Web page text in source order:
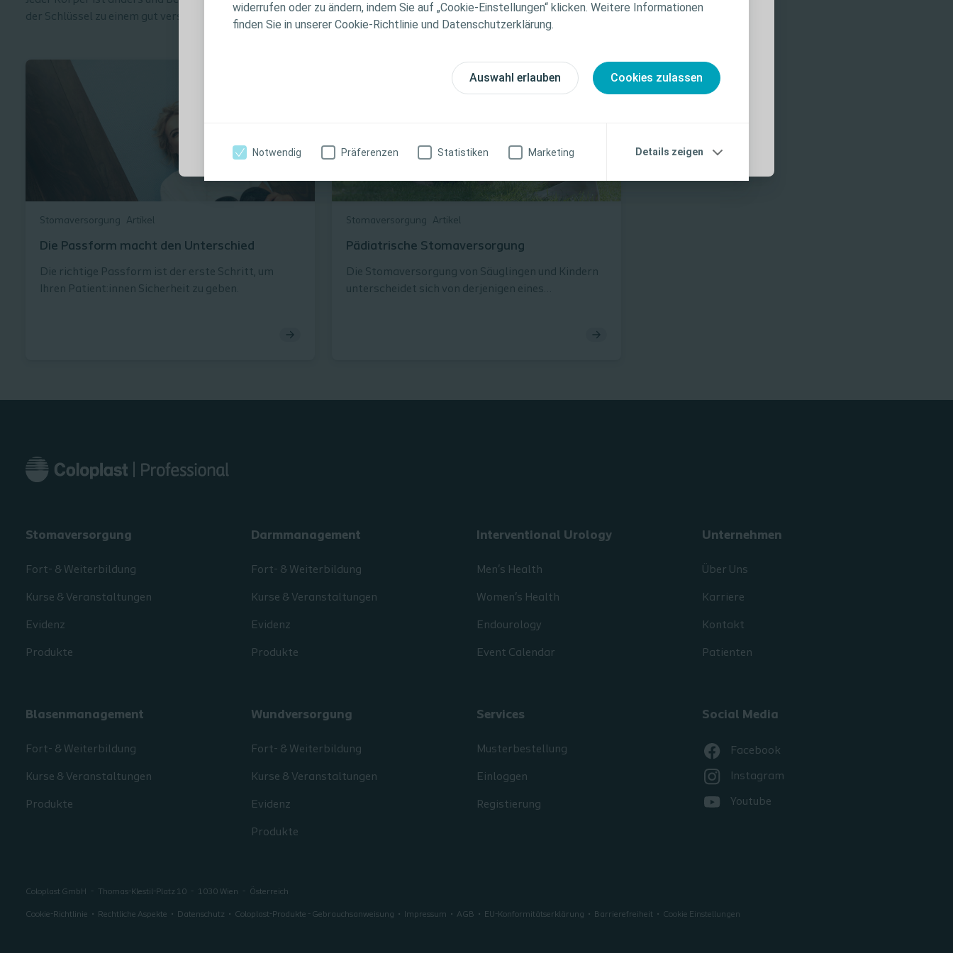
widerrufen oder zu ändern, indem Sie auf „Cookie-Einstellungen“ klicken. Weitere Informationen
finden Sie in unserer Cookie-Richtlinie und Datenschutzerklärung.
Auswahl erlauben Cookies zulassen
Notwendig Präferenzen Statistiken Marketing Details zeigen
Produktinformationen zu den vorgestellten Produkten, einschließlich
der Schlüssel zu einem gut versorgten Stoma.
Stomaversorgung Artikel
Die Passform macht den Unterschied
Die richtige Passform ist der erste Schritt, um
Ihren Patient:innen Sicherheit zu geben.
Stomaversorgung Artikel
Pädiatrische Stomaversorgung
Die Stomaversorgung von Säuglingen und Kindern
unterscheidet sich von derjenigen eines
Stomaversorgung
Fort- & Weiterbildung
Kurse & Veranstaltungen
Evidenz
Produkte
Darmmanagement
Fort- & Weiterbildung
Kurse & Veranstaltungen
Evidenz
Produkte
Interventional Urology
Men's Health
Women's Health
Endourology
Event Calendar
Unternehmen
Über Uns
Karriere
Kontakt
Patienten
Blasenmanagement
Fort- & Weiterbildung
Kurse & Veranstaltungen
Produkte
Wundversorgung
Fort- & Weiterbildung
Kurse & Veranstaltungen
Evidenz
Produkte
Services
Musterbestellung
Einloggen
Registierung
Social Media
Facebook
Instagram
Youtube
Coloplast GmbH Thomas-Klestil-Platz 10 1030 Wien Österreich
Cookie-Richtlinie Rechtliche Aspekte Datenschutz Coloplast-Produkte - Gebrauchsanweisung Impressum AGB EU-Konformitätserklärung Barrierefreiheit Cookie Einstellungen